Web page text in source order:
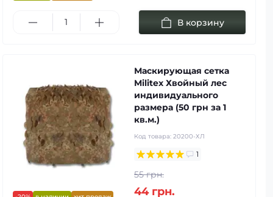
В корзину
Маскирующая сетка
Militex Хвойный лес
индивидуального
размера (50 грн за 1
кв.м.)
Код товара: 20200-ХЛ
1
55 грн.
44 грн.